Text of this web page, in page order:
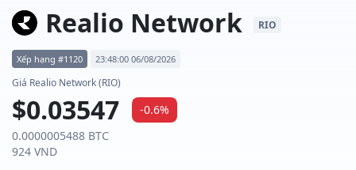
Realio Network RIO
Xếp hạng #1120 23:48:00 06/08/2026
Giá Realio Network (RIO)
$0.03547
-0.6%
0.0000005488 BTC
924 VND